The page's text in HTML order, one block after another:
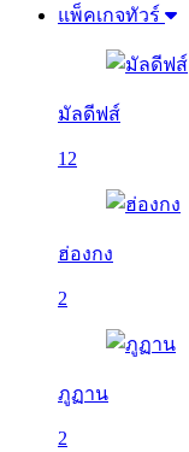
แพ็คเกจทัวร์
มัลดีฟส์
12
ฮ่องกง
2
ภูฏาน
2